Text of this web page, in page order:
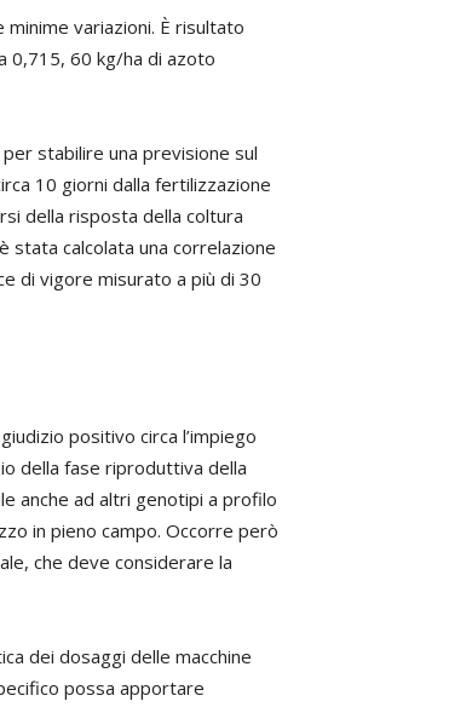
variazioni. È risultato
0,715, 60 kg/ha di azoto
stabilire una previsione sul
10 giorni dalla fertilizzazione
della risposta della coltura
stata calcolata una correlazione
di vigore misurato a più di 30
positivo circa l’impiego
della fase riproduttiva della
anche ad altri genotipi a profilo
in pieno campo. Occorre però
che deve considerare la
dei dosaggi delle macchine
possa apportare